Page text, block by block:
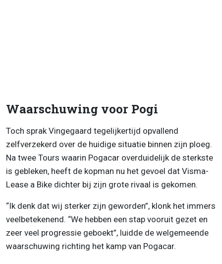
Waarschuwing voor Pogi
Toch sprak Vingegaard tegelijkertijd opvallend
zelfverzekerd over de huidige situatie binnen zijn ploeg.
Na twee Tours waarin Pogacar overduidelijk de sterkste
is gebleken, heeft de kopman nu het gevoel dat Visma-
Lease a Bike dichter bij zijn grote rivaal is gekomen.
“Ik denk dat wij sterker zijn geworden”, klonk het immers
veelbetekenend. “We hebben een stap vooruit gezet en
zeer veel progressie geboekt”, luidde de welgemeende
waarschuwing richting het kamp van Pogacar.